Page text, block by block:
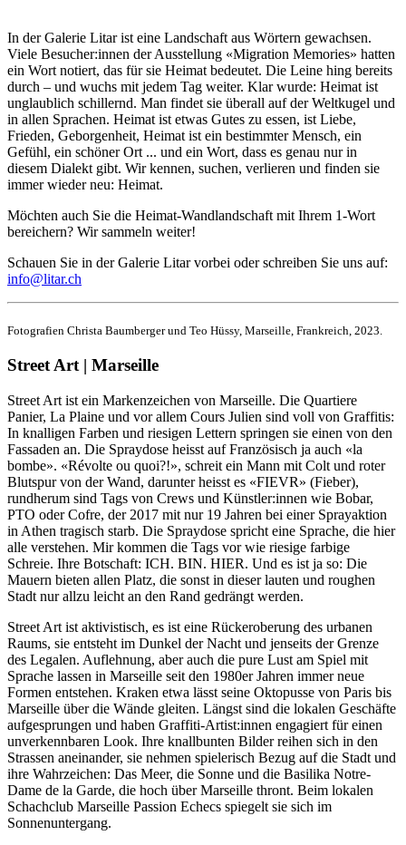
In der Galerie Litar ist eine Landschaft aus Wörtern gewachsen.
Viele Besucher:innen der Ausstellung «Migration Memories» hatten
ein Wort notiert, das für sie Heimat bedeutet. Die Leine hing bereits
durch – und wuchs mit jedem Tag weiter. Klar wurde: Heimat ist
unglaublich schillernd. Man findet sie überall auf der Weltkugel und
in allen Sprachen. Heimat ist etwas Gutes zu essen, ist Liebe,
Frieden, Geborgenheit, Heimat ist ein bestimmter Mensch, ein
Gefühl, ein schöner Ort ... und ein Wort, dass es genau nur in
diesem Dialekt gibt. Wir kennen, suchen, verlieren und finden sie
immer wieder neu: Heimat.
Möchten auch Sie die Heimat-Wandlandschaft mit Ihrem 1-Wort
bereichern? Wir sammeln weiter!
Schauen Sie in der Galerie Litar vorbei oder schreiben Sie uns auf:
info@litar.ch
Fotografien Christa Baumberger und Teo Hüssy, Marseille, Frankreich, 2023.
Street Art | Marseille
Street Art ist ein Markenzeichen von Marseille. Die Quartiere
Panier, La Plaine und vor allem Cours Julien sind voll von Graffitis:
In knalligen Farben und riesigen Lettern springen sie einen von den
Fassaden an. Die Spraydose heisst auf Französisch ja auch «la
bombe». «Révolte ou quoi?!», schreit ein Mann mit Colt und roter
Blutspur von der Wand, darunter heisst es «FIEVR» (Fieber),
rundherum sind Tags von Crews und Künstler:innen wie Bobar,
PTO oder Cofre, der 2017 mit nur 19 Jahren bei einer Sprayaktion
in Athen tragisch starb. Die Spraydose spricht eine Sprache, die hier
alle verstehen. Mir kommen die Tags vor wie riesige farbige
Schreie. Ihre Botschaft: ICH. BIN. HIER. Und es ist ja so: Die
Mauern bieten allen Platz, die sonst in dieser lauten und roughen
Stadt nur allzu leicht an den Rand gedrängt werden.
Street Art ist aktivistisch, es ist eine Rückeroberung des urbanen
Raums, sie entsteht im Dunkel der Nacht und jenseits der Grenze
des Legalen. Auflehnung, aber auch die pure Lust am Spiel mit
Sprache lassen in Marseille seit den 1980er Jahren immer neue
Formen entstehen. Kraken etwa lässt seine Oktopusse von Paris bis
Marseille über die Wände gleiten. Längst sind die lokalen Geschäfte
aufgesprungen und haben Graffiti-Artist:innen engagiert für einen
unverkennbaren Look. Ihre knallbunten Bilder reihen sich in den
Strassen aneinander, sie nehmen spielerisch Bezug auf die Stadt und
ihre Wahrzeichen: Das Meer, die Sonne und die Basilika Notre-
Dame de la Garde, die hoch über Marseille thront. Beim lokalen
Schachclub Marseille Passion Echecs spiegelt sie sich im
Sonnenuntergang.